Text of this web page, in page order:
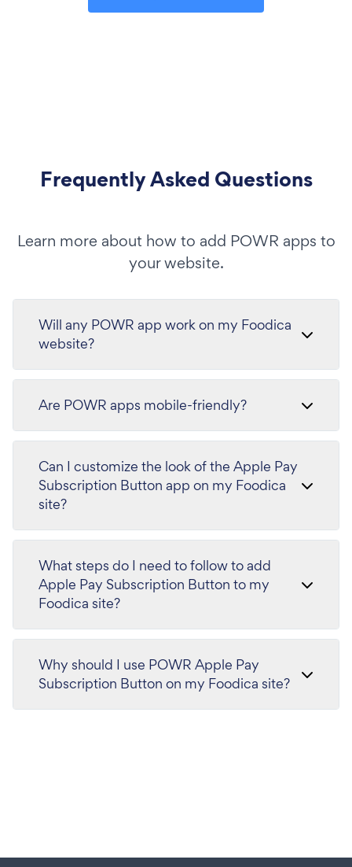
Frequently Asked Questions
Learn more about how to add POWR apps to
your website.
Will any POWR app work on my Foodica
website?
Are POWR apps mobile-friendly?
Can I customize the look of the Apple Pay
Subscription Button app on my Foodica
site?
What steps do I need to follow to add
Apple Pay Subscription Button to my
Foodica site?
Why should I use POWR Apple Pay
Subscription Button on my Foodica site?